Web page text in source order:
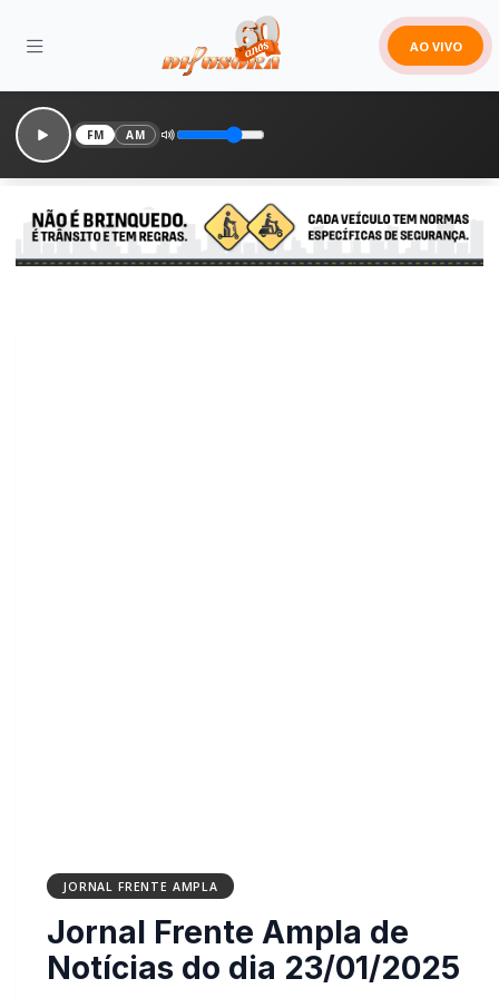
AO VIVO
FM AM
JORNAL FRENTE AMPLA
Jornal Frente Ampla de
Notícias do dia 23/01/2025